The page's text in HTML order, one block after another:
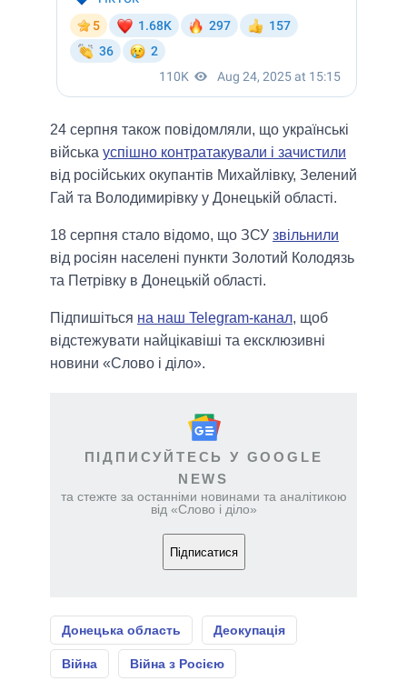
24 серпня також повідомляли, що українські
війська успішно контратакували і зачистили
від російських окупантів Михайлівку, Зелений
Гай та Володимирівку у Донецькій області.
18 серпня стало відомо, що ЗСУ звільнили
від росіян населені пункти Золотий Колодязь
та Петрівку в Донецькій області.
Підпишіться на наш Telegram-канал, щоб
відстежувати найцікавіші та ексклюзивні
новини «Слово і діло».
ПІДПИСУЙТЕСЬ У GOOGLE
NEWS
та стежте за останніми новинами та аналітикою
від «Слово і діло»
Підписатися
Донецька область Деокупація
Війна Війна з Росією